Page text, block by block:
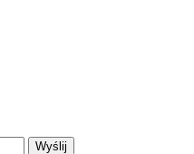
Wyślij